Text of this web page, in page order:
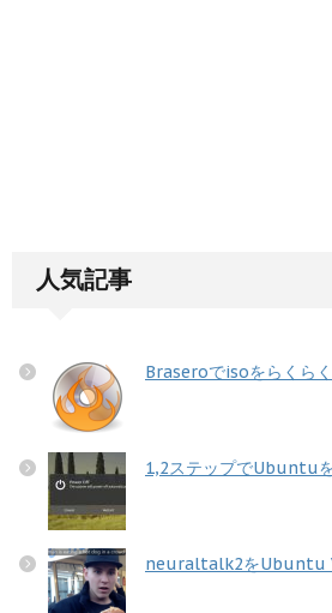
人気記事
Braseroでisoをらくら
1,2ステップでUbuntu
neuraltalk2をUbuntu